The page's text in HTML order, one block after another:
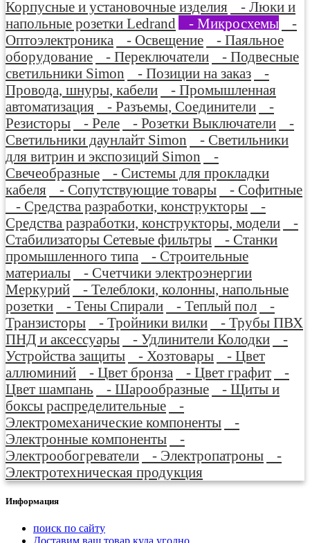
Корпусные и установочные изделия
- Люки и
напольные розетки Ledrand
- Микросхемы
-
Оптоэлектроника
- Освещение
- Паяльное
оборудование
- Переключатели
- Подвесные
светильники Simon
- Позиции на заказ
-
Провода, шнуры, кабели
- Промышленная
автоматизация
- Разъемы, Соединители
-
Резисторы
- Реле - Розетки Выключатели
-
Светильники даунлайт Simon
- Светильники
для витрин и экспозиций Simon
-
Свечеобразные
- Системы для прокладки
кабеля
- Сопутствующие товары
- Софитные
- Средства разработки, конструкторы
-
Средства разработки, конструкторы, модели
-
Стабилизаторы Сетевые фильтры
- Станки
промышленного типа
- Строительные
материалы
- Счетчики электроэнергии
Меркурий
- Телеблоки, колонны, напольные
розетки
- Тены Спирали - Теплый пол
-
Транзисторы
- Тройники вилки
- Трубы ПВХ
ПНД и аксессуары
- Удлинители Колодки
-
Устройства защиты
- Хозтовары
- Цвет
аллюминий
- Цвет бронза - Цвет графит
-
Цвет шампань
- Шарообразные
- Щиты и
боксы распределительные
-
Электромеханические компоненты
-
Электронные компоненты
-
Электрообогреватели
- Электропатроны
-
Электротехническая продукция
Информация
поиск по сайту
Доставим ваш товар куда угодно